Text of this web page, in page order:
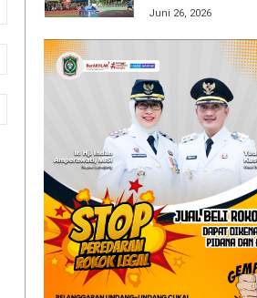
Juni 26, 2026